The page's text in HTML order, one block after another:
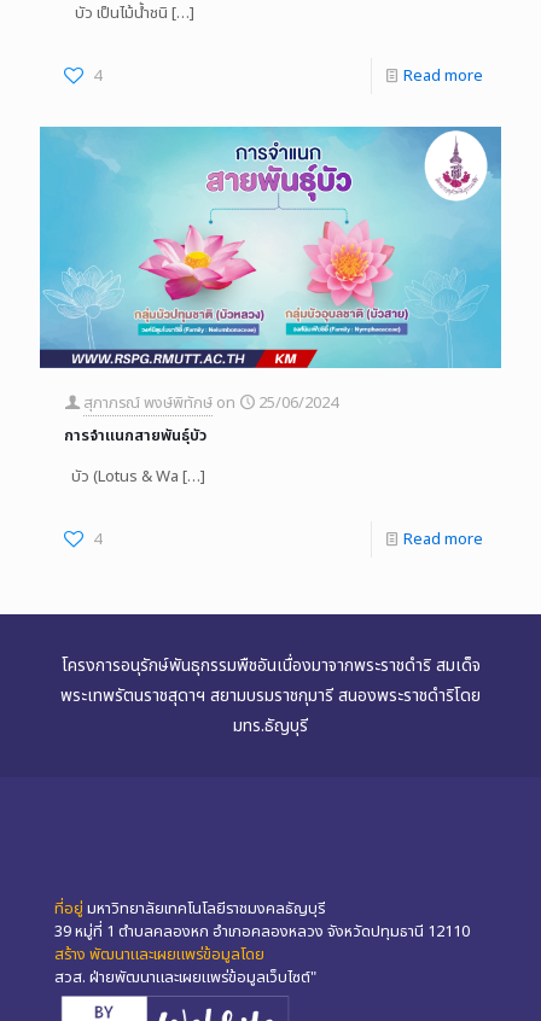
บัว เป็นไม้น้ำชนิ […]
4 Read more
สุภาภรณ์ พงษ์พิทักษ์ on
25/06/2024
การจำแนกสายพันธุ์บัว
บัว (Lotus & Wa […]
4 Read more
โครงการอนุรักษ์พันธุกรรมพืชอันเนื่องมาจากพระราชดำริ สมเด็จ
พระเทพรัตนราชสุดาฯ สยามบรมราชกุมารี สนองพระราชดำริโดย
มทร.ธัญบุรี
ที่อยู่ มหาวิทยาลัยเทคโนโลยีราชมงคลธัญบุรี
39 หมู่ที่ 1 ตำบลคลองหก อำเภอคลองหลวง จังหวัดปทุมธานี 12110
สร้าง พัฒนาและเผยแพร่ข้อมูลโดย
สวส. ฝ่ายพัฒนาและเผยแพร่ข้อมูลเว็บไซต์"